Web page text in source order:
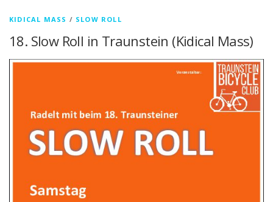
KIDICAL MASS / SLOW ROLL
18. Slow Roll in Traunstein (Kidical Mass)